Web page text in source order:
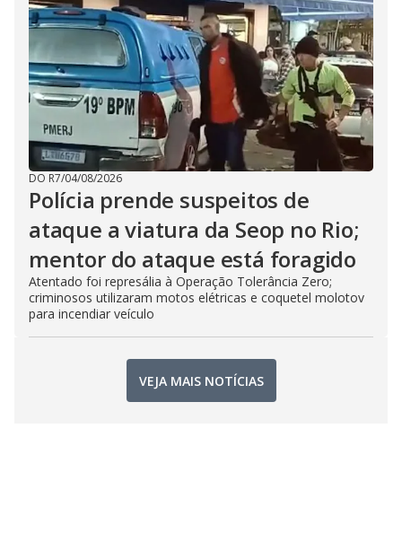
DO R7/04/08/2026
Polícia prende suspeitos de
ataque a viatura da Seop no Rio;
mentor do ataque está foragido
Atentado foi represália à Operação Tolerância Zero;
criminosos utilizaram motos elétricas e coquetel molotov
para incendiar veículo
VEJA MAIS NOTÍCIAS